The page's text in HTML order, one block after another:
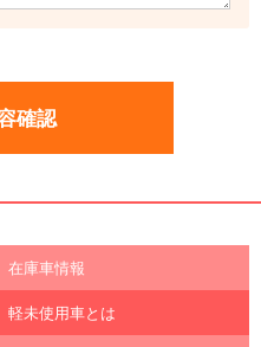
在庫車情報
軽未使用車とは